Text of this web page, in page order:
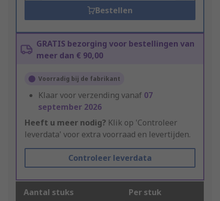
Bestellen
GRATIS bezorging voor bestellingen van
meer dan € 90,00
Voorradig bij de fabrikant
Klaar voor verzending vanaf 07
september 2026
Heeft u meer nodig? Klik op 'Controleer
leverdata' voor extra voorraad en levertijden.
Controleer leverdata
Aantal stuks Per stuk